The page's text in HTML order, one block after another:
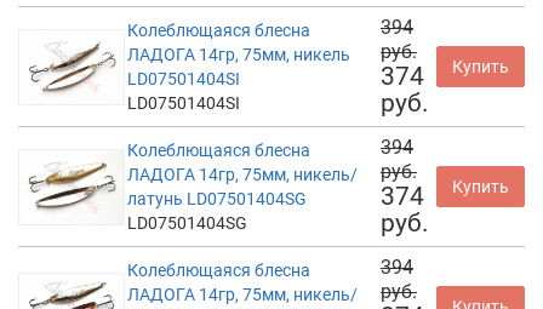
Колеблющаяся блесна
ЛАДОГА 14гр, 75мм, никель
LD07501404SI
LD07501404SI
394
руб.
374
руб.
Купить
Колеблющаяся блесна
ЛАДОГА 14гр, 75мм, никель/
латунь LD07501404SG
LD07501404SG
394
руб.
374
руб.
Купить
Колеблющаяся блесна
ЛАДОГА 14гр, 75мм, никель/
394
руб.